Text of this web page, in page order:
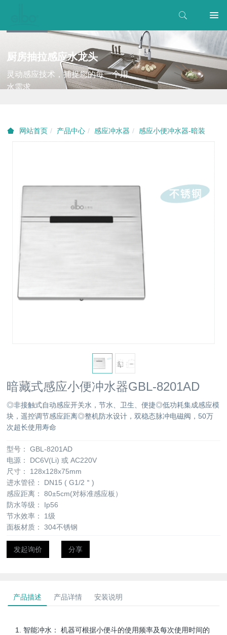
厨房抽拉感应水龙头
灵动感应技术，捕捉您的每一个用
水需求
网站首页 产品中心 感应冲水器 感应小便冲水器-暗装
暗藏式感应小便冲水器GBL-8201AD
◎非接触式自动感应开关水，节水、卫生、便捷◎低功耗集成感应模
块，遥控调节感应距离◎整机防水设计，双稳态脉冲电磁阀，50万
次超长使用寿命
型号：
GBL-8201AD
电源：
DC6V(Li) 或 AC220V
尺寸：
128x128x75mm
进水管径：
DN15 ( G1/2＂)
感应距离：
80±5cm(对标准感应板）
防水等级：
Ip56
节水效率：
1级
面板材质：
304不锈钢
发起询价 分享
产品描述 产品详情 安装说明
1. 智能冲水： 机器可根据小便斗的使用频率及每次使用时间的